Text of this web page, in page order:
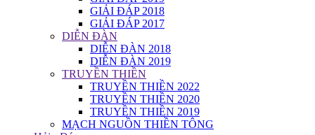
GIẢI ĐÁP 2018
GIẢI ĐÁP 2017
DIỄN ĐÀN
DIỄN ĐÀN 2018
DIỄN ĐÀN 2019
TRUYỀN THIỀN
TRUYỀN THIỀN 2022
TRUYỀN THIỀN 2020
TRUYỀN THIỀN 2019
MẠCH NGUỒN THIỀN TÔNG